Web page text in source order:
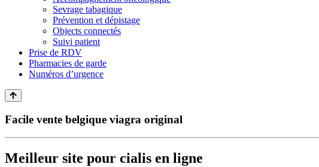
Sevrage tabagique
Prévention et dépistage
Objects connectés
Suivi patient
Prise de RDV
Pharmacies de garde
Numéros d’urgence
Facile vente belgique viagra original
Meilleur site pour cialis en ligne